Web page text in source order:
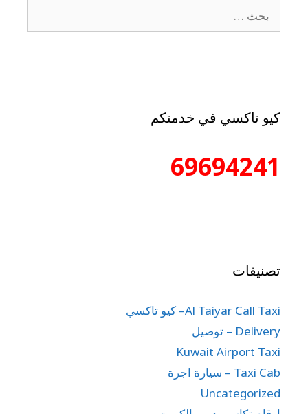
كيو تاكسي في خدمتكم
69694241
تصنيفات
Al Taiyar Call Taxi– كيو تاكسي
Delivery – توصيل
Kuwait Airport Taxi
Taxi Cab – سيارة اجرة
Uncategorized